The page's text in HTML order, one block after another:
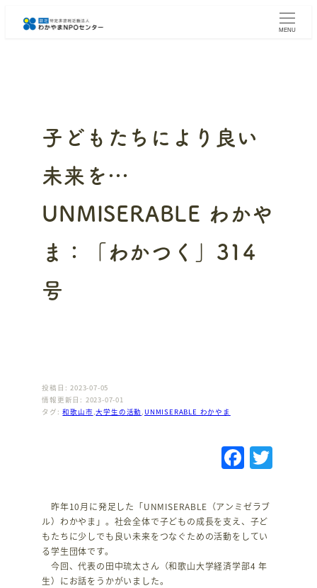
MENU
子どもたちにより良い
未来を…
UNMISERABLE わかや
ま：「わかつく」314
号
投稿日: 2023-07-05
情報更新日: 2023-07-01
タグ:和歌山市 ,大学生の活動 UNMISERABLE わかやま
F
a
c
e
b
o
T
昨年10月に発足した「UNMISERABLE（アンミゼラブ
ル）わかやま」。社会全体で子どもの成長を支え、子ど
もたちに少しでも良い未来をつなぐための活動をしてい
る学生団体です。
今回、代表の田中琉太さん（和歌山大学経済学部4 年
生）にお話をうかがいました。